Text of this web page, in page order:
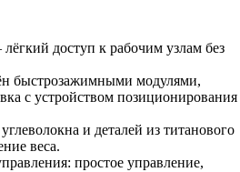
доступ к рабочим узлам без
быстрозажимными модулями,
с устройством позиционирования
и деталей из титанового
веса.
простое управление,